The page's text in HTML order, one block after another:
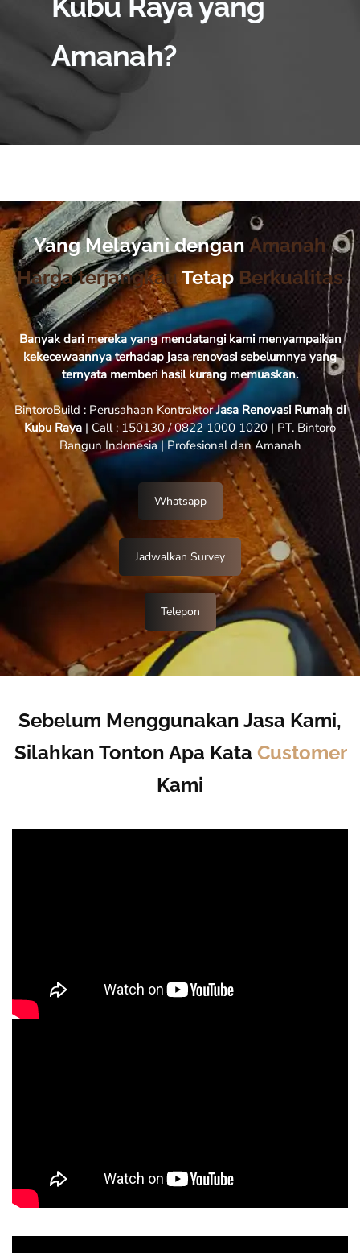
Amanah?
Yang Melayani dengan Amanah
Harga terjangkauTetap Berkualitas
Banyak dari mereka yang mendatangi kami menyampaikan
kekecewaannya terhadap jasa renovasi sebelumnya yang
ternyata memberi hasil kurang memuaskan.
BintoroBuild : Perusahaan KontraktorJasa Renovasi Rumah di
Kubu Raya | Call : 150130 / 0822 1000 1020 | PT. Bintoro
Bangun Indonesia | Profesional dan Amanah
Whatsapp
Jadwalkan Survey
Telepon
Sebelum Menggunakan Jasa Kami,
Silahkan Tonton Apa Kata Customer
Kami